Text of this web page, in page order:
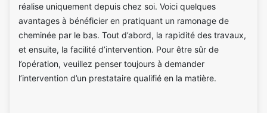
réalise uniquement depuis chez soi. Voici quelques
avantages à bénéficier en pratiquant un ramonage de
cheminée par le bas. Tout d’abord, la rapidité des travaux,
et ensuite, la facilité d’intervention. Pour être sûr de
l’opération, veuillez penser toujours à demander
l’intervention d’un prestataire qualifié en la matière.